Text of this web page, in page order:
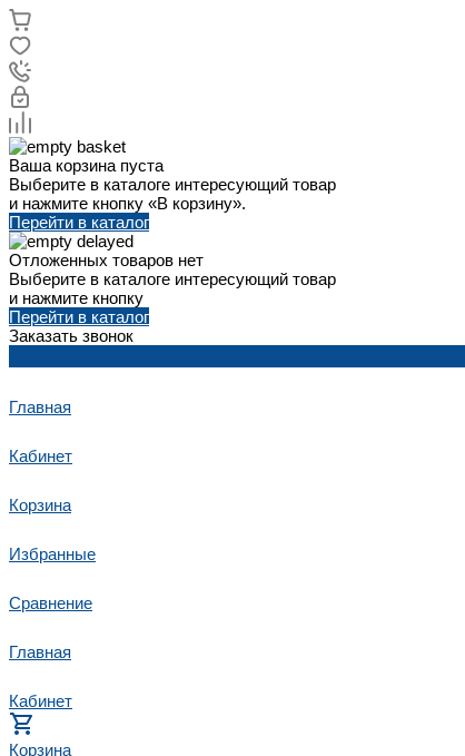
Ваша корзина пуста
Выберите в каталоге интересующий товар
и нажмите кнопку «В корзину».
Перейти в каталог
Отложенных товаров нет
Выберите в каталоге интересующий товар
и нажмите кнопку
Перейти в каталог
Заказать звонок
Главная
Кабинет
Корзина
Избранные
Сравнение
Главная
Кабинет
Корзина